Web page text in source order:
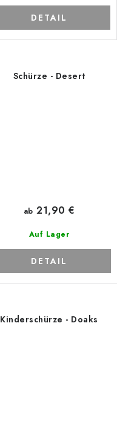
DETAIL
Schürze - Desert
Auf Lager
ab 21,90 €
DETAIL
Kinderschürze - Doaks